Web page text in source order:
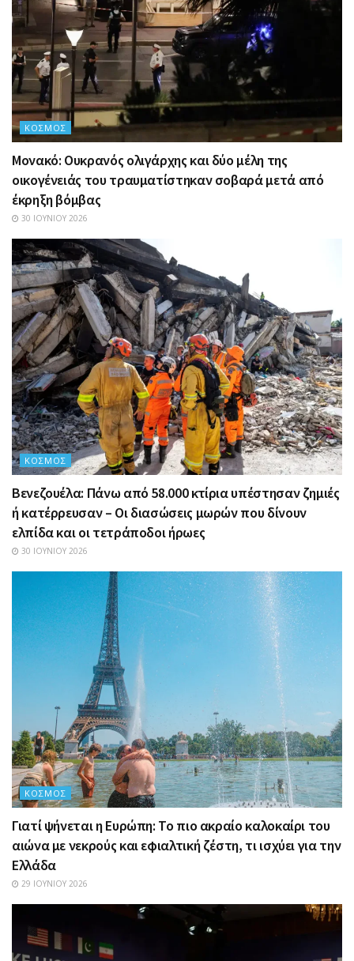
ΚΌΣΜΟΣ
Μονακό: Ουκρανός ολιγάρχης και δύο μέλη της
οικογένειάς του τραυματίστηκαν σοβαρά μετά από
έκρηξη βόμβας
30 ΙΟΥΝΊΟΥ 2026
ΚΌΣΜΟΣ
Βενεζουέλα: Πάνω από 58.000 κτίρια υπέστησαν ζημιές
ή κατέρρευσαν – Οι διασώσεις μωρών που δίνουν
ελπίδα και οι τετράποδοι ήρωες
30 ΙΟΥΝΊΟΥ 2026
ΚΌΣΜΟΣ
Γιατί ψήνεται η Ευρώπη: Το πιο ακραίο καλοκαίρι του
αιώνα με νεκρούς και εφιαλτική ζέστη, τι ισχύει για την
Ελλάδα
29 ΙΟΥΝΊΟΥ 2026